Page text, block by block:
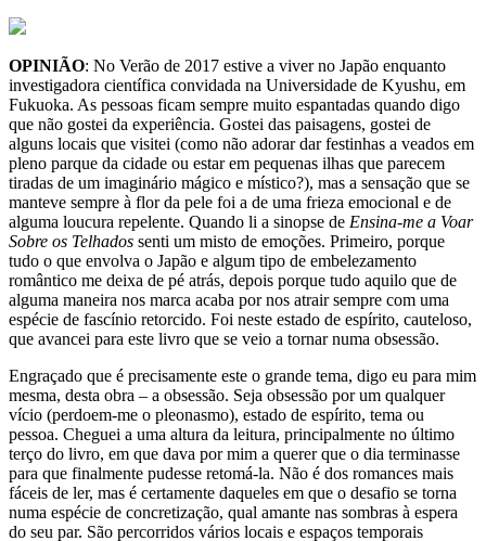
OPINIÃO: No Verão de 2017 estive a viver no Japão enquanto
investigadora científica convidada na Universidade de Kyushu, em
Fukuoka. As pessoas ficam sempre muito espantadas quando digo
que não gostei da experiência. Gostei das paisagens, gostei de
alguns locais que visitei (como não adorar dar festinhas a veados em
pleno parque da cidade ou estar em pequenas ilhas que parecem
tiradas de um imaginário mágico e místico?), mas a sensação que se
manteve sempre à flor da pele foi a de uma frieza emocional e de
alguma loucura repelente. Quando li a sinopse de Ensina-me a Voar
Sobre os Telhados senti um misto de emoções. Primeiro, porque
tudo o que envolva o Japão e algum tipo de embelezamento
romântico me deixa de pé atrás, depois porque tudo aquilo que de
alguma maneira nos marca acaba por nos atrair sempre com uma
espécie de fascínio retorcido. Foi neste estado de espírito, cauteloso,
que avancei para este livro que se veio a tornar numa obsessão.
Engraçado que é precisamente este o grande tema, digo eu para mim
mesma, desta obra – a obsessão. Seja obsessão por um qualquer
vício (perdoem-me o pleonasmo), estado de espírito, tema ou
pessoa. Cheguei a uma altura da leitura, principalmente no último
terço do livro, em que dava por mim a querer que o dia terminasse
para que finalmente pudesse retomá-la. Não é dos romances mais
fáceis de ler, mas é certamente daqueles em que o desafio se torna
numa espécie de concretização, qual amante nas sombras à espera
do seu par. São percorridos vários locais e espaços temporais